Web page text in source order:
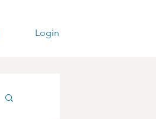
Login